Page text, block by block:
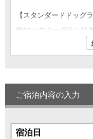
【スタンダードドッグ
約60㎡のドッグラン付
わんちゃんと一緒に楽
喫
プライベートな空間で
ベッド数：2台
※3人目以降は、エキス
ご宿泊内容の入力
宿泊日